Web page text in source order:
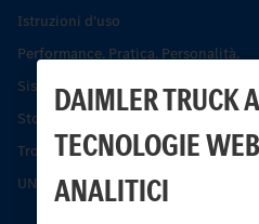
DAIMLER TRUCK
TECNOLOGIE
ANALITICI
Istruzioni d'uso
Performance. Pratica. Personalità.
Sistemi di assistenza alla guida e di
Storia dell’Unimog
Trovare un partner
UNI-TOUCH®